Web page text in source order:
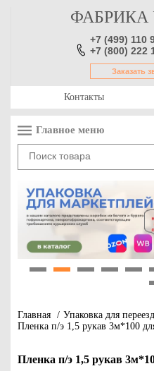
+7 (499) 110
+7 (800) 222
Заказать
Контакты
Главное меню
Главная / Упаковка для
Пленка п/э 1,5 рукав 3м*100
Пленка п/э 1,5 рукав